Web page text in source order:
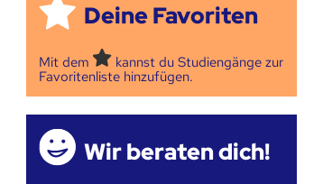
Deine Favoriten
Mit dem
kannst du Studiengänge zur
Favoritenliste hinzufügen.
Wir beraten dich!